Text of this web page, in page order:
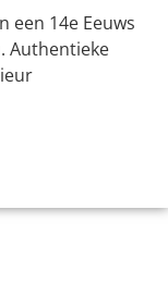
een 14e Eeuws
Authentieke